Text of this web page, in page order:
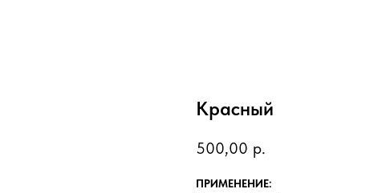
Красный
500,00 р.
ПРИМЕНЕНИЕ: